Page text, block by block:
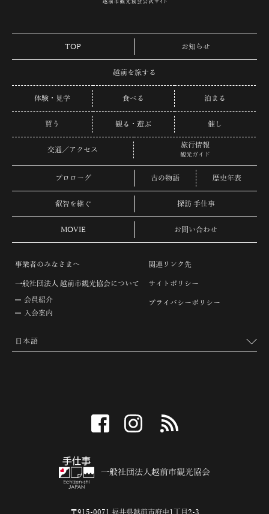
TOP お知らせ
越前を旅する
体験・見学 食べる 泊まる
買う 観る・遊ぶ 催し
交通／アクセス
旅行情報
観光ガイド
プロローグ 古の物語 歴史年表
叡智を継ぐ 探訪 手仕事
MOVIE お問い合わせ
事業者のみなさまへ
一般社団法人 越前市観光協会について
会員紹介
入会案内
関連リンク先
サイトポリシー
プライバシーポリシー
facebook instagram
一般社団法人越前市観光協会
〒915-0071 福井県越前市府中1丁目2-3